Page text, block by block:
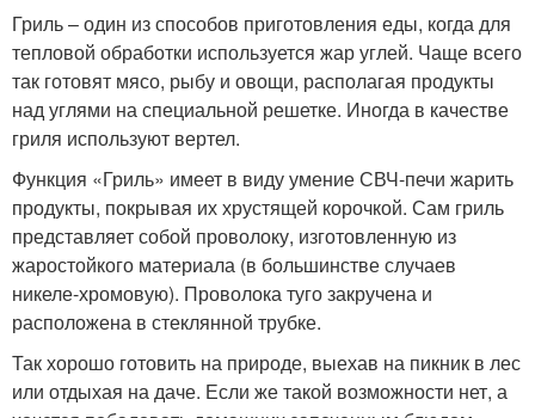
Гриль – один из способов приготовления еды, когда для
тепловой обработки используется жар углей. Чаще всего
так готовят мясо, рыбу и овощи, располагая продукты
над углями на специальной решетке. Иногда в качестве
гриля используют вертел.
Функция «Гриль» имеет в виду умение СВЧ-печи жарить
продукты, покрывая их хрустящей корочкой. Сам гриль
представляет собой проволоку, изготовленную из
жаростойкого материала (в большинстве случаев
никеле-хромовую). Проволока туго закручена и
расположена в стеклянной трубке.
Так хорошо готовить на природе, выехав на пикник в лес
или отдыхая на даче. Если же такой возможности нет, а